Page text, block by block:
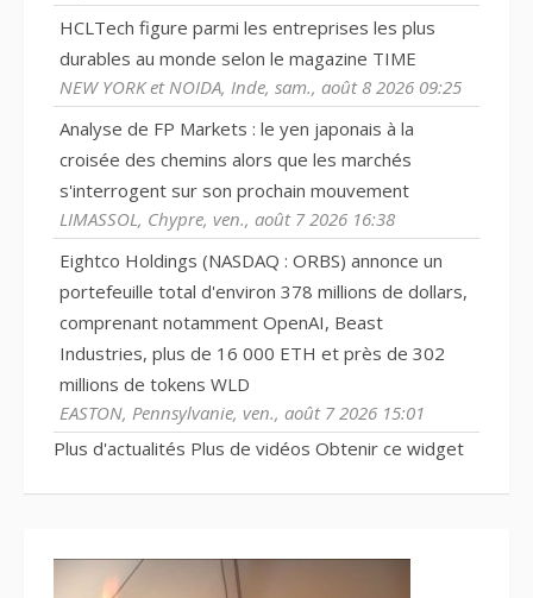
HCLTech figure parmi les entreprises les plus
durables au monde selon le magazine TIME
NEW YORK et NOIDA, Inde, sam., août 8 2026 09:25
Analyse de FP Markets : le yen japonais à la
croisée des chemins alors que les marchés
s'interrogent sur son prochain mouvement
LIMASSOL, Chypre, ven., août 7 2026 16:38
Eightco Holdings (NASDAQ : ORBS) annonce un
portefeuille total d'environ 378 millions de dollars,
comprenant notamment OpenAI, Beast
Industries, plus de 16 000 ETH et près de 302
millions de tokens WLD
EASTON, Pennsylvanie, ven., août 7 2026 15:01
Plus d'actualités Plus de vidéos Obtenir ce widget